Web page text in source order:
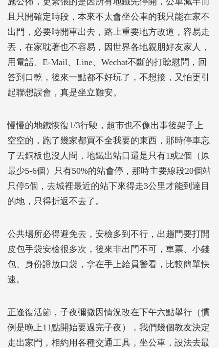
且只開確定時段，本來不太會坐公車的我只能在家不
出門，必要時開車出去，路上重要地方改道，容易走
丟，在家耽著也不容易，因世界各地親朋好友家人，
用電話、E-Mail、Line、Wechat不斷的打聼慰問，回
答到口乾，後來一點都不好玩了，不想接，又怕更引
起聯想誤會，真是坐立難安。
慢慢的地鐵恢復1/3行駛，超市也不像出事後架子上
空空的，跑了幾家都買不全我要的東西，那時停車忘
了丟銅板也沒人問，地鐵出站口還是只有1或2個（原
最少5-6個）只有50%的站會停，那時主要線段20個站
只停5個，去城裡最近的站下來得走3公里才能到達目
的地，只得折返不去了。
公共場所必得避免去，安檢多到不行，出趟門要打開
皮包手袋安檢很多次，後來非出門不可，車票、小錢
包、身份證放口袋，拿在手上給員警看，比較簡單快
速。
正逢復活節，子夜彌撒因情況改在下午六點舉行（慣
例是晚上11點開始要過完子夜），我們幾個教友決定
走出家門，相約用各種交通工具，坐公車，設法去最